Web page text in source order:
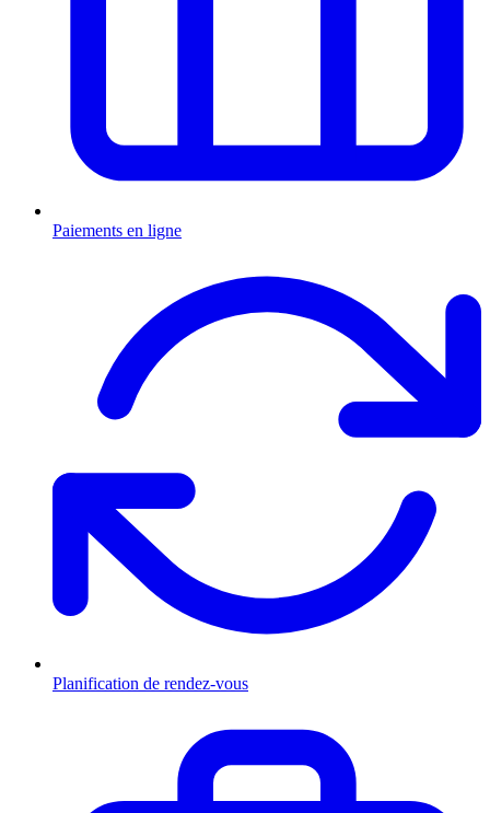
Paiements en ligne
Planification de rendez-vous